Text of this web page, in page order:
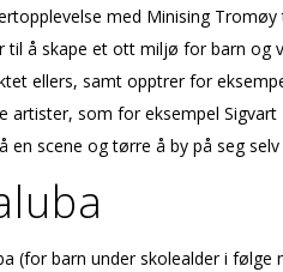
med Minising
til å skape et flott miljø for barn og
ellers, samt opptrer for
artister, som for eksempel
en scene og tørre å by på seg
(for barn under skolealder i følge